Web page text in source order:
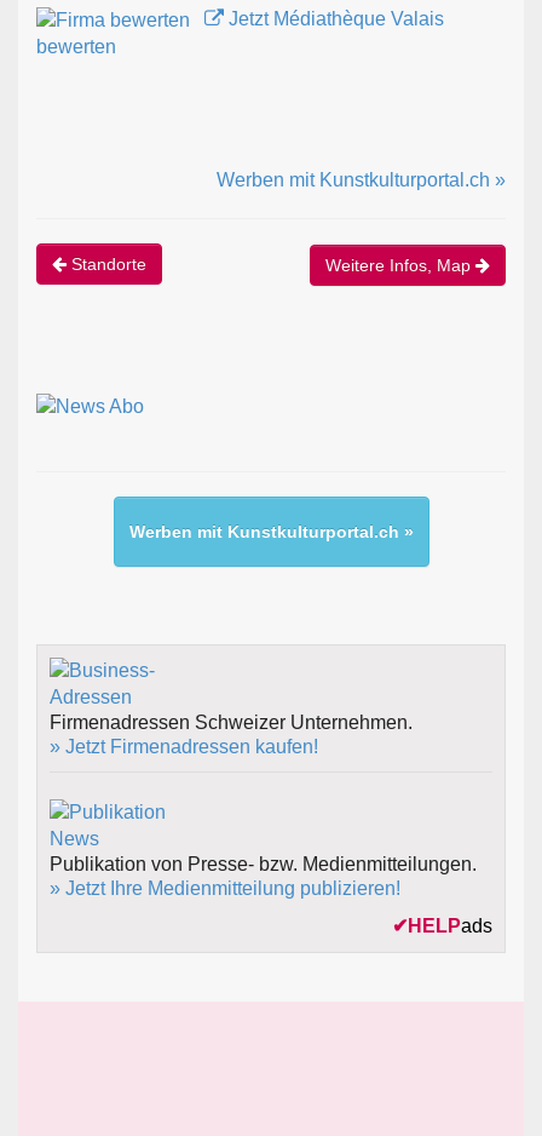
Jetzt Médiathèque Valais
bewerten
Werben mit Kunstkulturportal.ch »
Standorte Weitere Infos, Map
Werben mit Kunstkulturportal.ch »
Firmenadressen Schweizer Unternehmen.
» Jetzt Firmenadressen kaufen!
Publikation von Presse- bzw. Medienmitteilungen.
» Jetzt Ihre Medienmitteilung publizieren!
✔ HELPads